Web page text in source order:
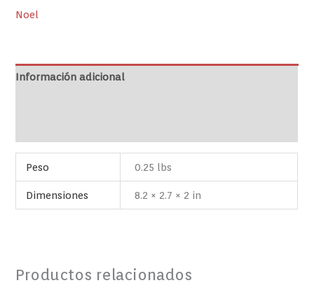
Noel
Información adicional
Peso 0.25 lbs
Dimensiones 8.2 × 2.7 × 2 in
Productos relacionados